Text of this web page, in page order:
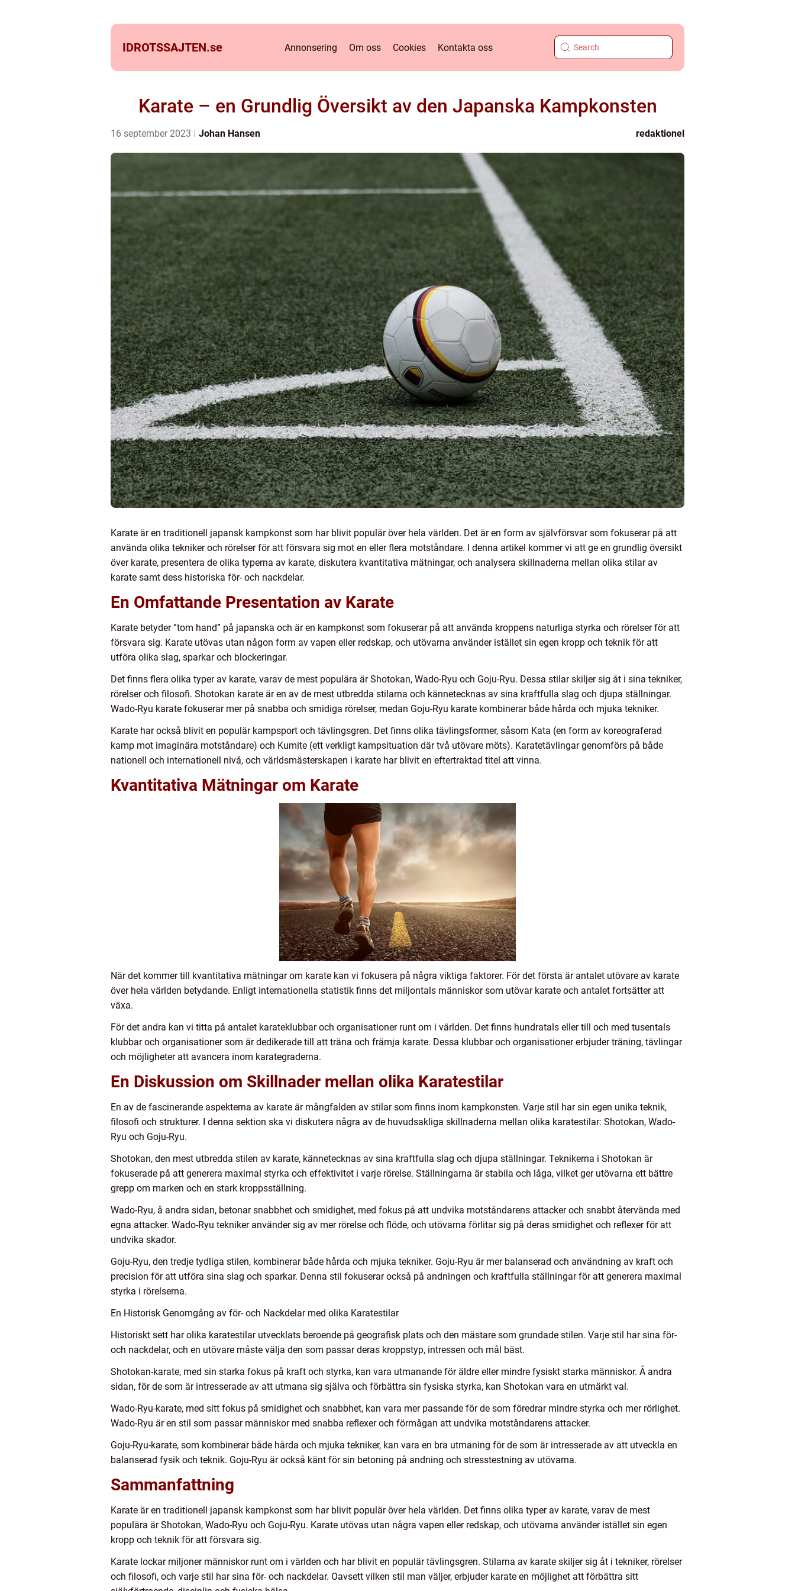
IDROTSSAJTEN.se Annonsering Om oss Cookies Kontakta oss
Karate – en Grundlig Översikt av den Japanska Kampkonsten
16 september 2023 Johan Hansen redaktionel
Karate är en traditionell japansk kampkonst som har blivit populär över hela världen. Det är en form av självförsvar som fokuserar på att
använda olika tekniker och rörelser för att försvara sig mot en eller flera motståndare. I denna artikel kommer vi att ge en grundlig översikt
över karate, presentera de olika typerna av karate, diskutera kvantitativa mätningar, och analysera skillnaderna mellan olika stilar av
karate samt dess historiska för- och nackdelar.
En Omfattande Presentation av Karate
Karate betyder ”tom hand” på japanska och är en kampkonst som fokuserar på att använda kroppens naturliga styrka och rörelser för att
försvara sig. Karate utövas utan någon form av vapen eller redskap, och utövarna använder istället sin egen kropp och teknik för att
utföra olika slag, sparkar och blockeringar.
Det finns flera olika typer av karate, varav de mest populära är Shotokan, Wado-Ryu och Goju-Ryu. Dessa stilar skiljer sig åt i sina tekniker,
rörelser och filosofi. Shotokan karate är en av de mest utbredda stilarna och kännetecknas av sina kraftfulla slag och djupa ställningar.
Wado-Ryu karate fokuserar mer på snabba och smidiga rörelser, medan Goju-Ryu karate kombinerar både hårda och mjuka tekniker.
Karate har också blivit en populär kampsport och tävlingsgren. Det finns olika tävlingsformer, såsom Kata (en form av koreograferad
kamp mot imaginära motståndare) och Kumite (ett verkligt kampsituation där två utövare möts). Karatetävlingar genomförs på både
nationell och internationell nivå, och världsmästerskapen i karate har blivit en eftertraktad titel att vinna.
Kvantitativa Mätningar om Karate
När det kommer till kvantitativa mätningar om karate kan vi fokusera på några viktiga faktorer. För det första är antalet utövare av karate
över hela världen betydande. Enligt internationella statistik finns det miljontals människor som utövar karate och antalet fortsätter att
växa.
För det andra kan vi titta på antalet karateklubbar och organisationer runt om i världen. Det finns hundratals eller till och med tusentals
klubbar och organisationer som är dedikerade till att träna och främja karate. Dessa klubbar och organisationer erbjuder träning, tävlingar
och möjligheter att avancera inom karategraderna.
En Diskussion om Skillnader mellan olika Karatestilar
En av de fascinerande aspekterna av karate är mångfalden av stilar som finns inom kampkonsten. Varje stil har sin egen unika teknik,
filosofi och strukturer. I denna sektion ska vi diskutera några av de huvudsakliga skillnaderna mellan olika karatestilar: Shotokan, Wado-
Ryu och Goju-Ryu.
Shotokan, den mest utbredda stilen av karate, kännetecknas av sina kraftfulla slag och djupa ställningar. Teknikerna i Shotokan är
fokuserade på att generera maximal styrka och effektivitet i varje rörelse. Ställningarna är stabila och låga, vilket ger utövarna ett bättre
grepp om marken och en stark kroppsställning.
Wado-Ryu, å andra sidan, betonar snabbhet och smidighet, med fokus på att undvika motståndarens attacker och snabbt återvända med
egna attacker. Wado-Ryu tekniker använder sig av mer rörelse och flöde, och utövarna förlitar sig på deras smidighet och reflexer för att
undvika skador.
Goju-Ryu, den tredje tydliga stilen, kombinerar både hårda och mjuka tekniker. Goju-Ryu är mer balanserad och användning av kraft och
precision för att utföra sina slag och sparkar. Denna stil fokuserar också på andningen och kraftfulla ställningar för att generera maximal
styrka i rörelserna.
En Historisk Genomgång av för- och Nackdelar med olika Karatestilar
Historiskt sett har olika karatestilar utvecklats beroende på geografisk plats och den mästare som grundade stilen. Varje stil har sina för-
och nackdelar, och en utövare måste välja den som passar deras kroppstyp, intressen och mål bäst.
Shotokan-karate, med sin starka fokus på kraft och styrka, kan vara utmanande för äldre eller mindre fysiskt starka människor. Å andra
sidan, för de som är intresserade av att utmana sig själva och förbättra sin fysiska styrka, kan Shotokan vara en utmärkt val.
Wado-Ryu-karate, med sitt fokus på smidighet och snabbhet, kan vara mer passande för de som föredrar mindre styrka och mer rörlighet.
Wado-Ryu är en stil som passar människor med snabba reflexer och förmågan att undvika motståndarens attacker.
Goju-Ryu-karate, som kombinerar både hårda och mjuka tekniker, kan vara en bra utmaning för de som är intresserade av att utveckla en
balanserad fysik och teknik. Goju-Ryu är också känt för sin betoning på andning och stresstestning av utövarna.
Sammanfattning
Karate är en traditionell japansk kampkonst som har blivit populär över hela världen. Det finns olika typer av karate, varav de mest
populära är Shotokan, Wado-Ryu och Goju-Ryu. Karate utövas utan några vapen eller redskap, och utövarna använder istället sin egen
kropp och teknik för att försvara sig.
Karate lockar miljoner människor runt om i världen och har blivit en populär tävlingsgren. Stilarna av karate skiljer sig åt i tekniker, rörelser
och filosofi, och varje stil har sina för- och nackdelar. Oavsett vilken stil man väljer, erbjuder karate en möjlighet att förbättra sitt